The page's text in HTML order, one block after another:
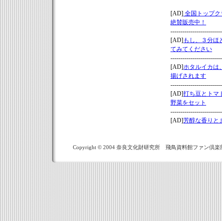
Copyright © 2004 奈良文化財研究所 飛鳥資料館ファン倶